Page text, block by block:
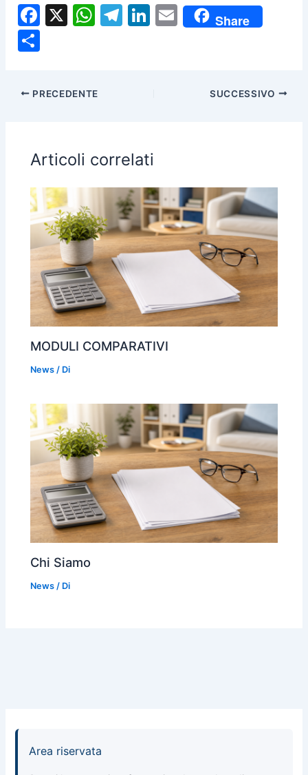
F
b
o
k
X
W
A
T
Li E
m
Share
n
di
di
PRECEDENTE SUCCESSIVO
Articoli correlati
MODULI COMPARATIVI
News / Di
Chi Siamo
News / Di
Area riservata